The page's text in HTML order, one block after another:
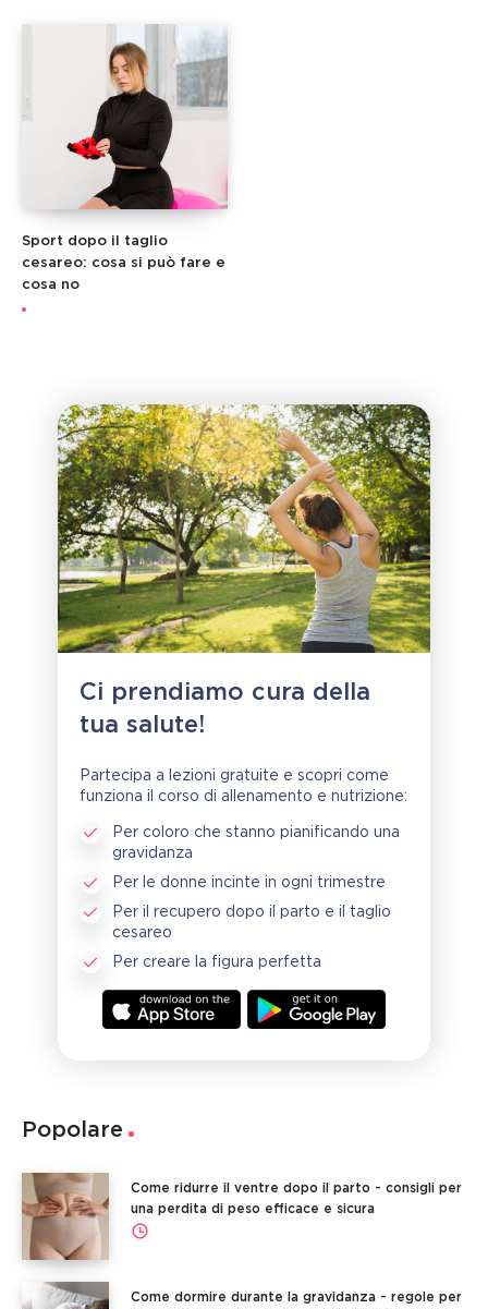
Sport dopo il taglio
cesareo: cosa si può fare e
cosa no
Ci prendiamo cura della
tua salute!
Partecipa a lezioni gratuite e scopri come
funziona il corso di allenamento e nutrizione:
Per coloro che stanno pianificando una
gravidanza
Per le donne incinte in ogni trimestre
Per il recupero dopo il parto e il taglio
cesareo
Per creare la figura perfetta
Popolare
Come ridurre il ventre dopo il parto - consigli per
una perdita di peso efficace e sicura
Come dormire durante la gravidanza - regole per